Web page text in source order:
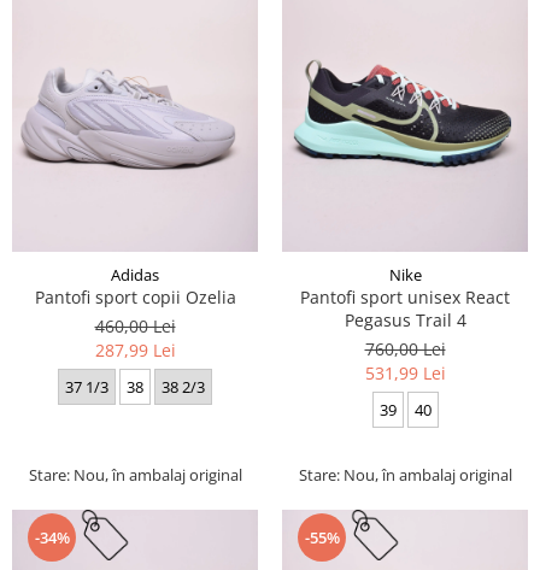
Adidas
Pantofi sport copii Ozelia
460,00 Lei
287,99 Lei
37 1/3 38 38 2/3
Stare: Nou, în ambalaj original
Nike
Pantofi sport unisex React
Pegasus Trail 4
760,00 Lei
531,99 Lei
39 40
Stare: Nou, în ambalaj original
-34% -55%